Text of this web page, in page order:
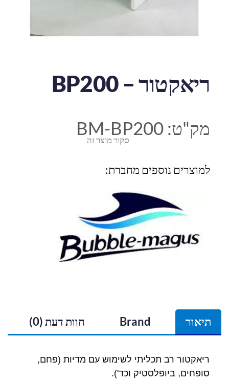
ריאקטור – BP200
סקור מוצר זה
מק"ט: BM-BP200
למוצרים נוספים מחברת:
תיאור Brand חוות דעת (0)
ריאקטור רב תכליתי לשימוש עם מדיות (פחם,
סופחים, ביופלסטיק וכד').